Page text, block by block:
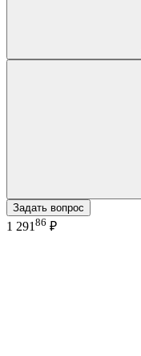
Задать вопрос
1 291 86 ₽